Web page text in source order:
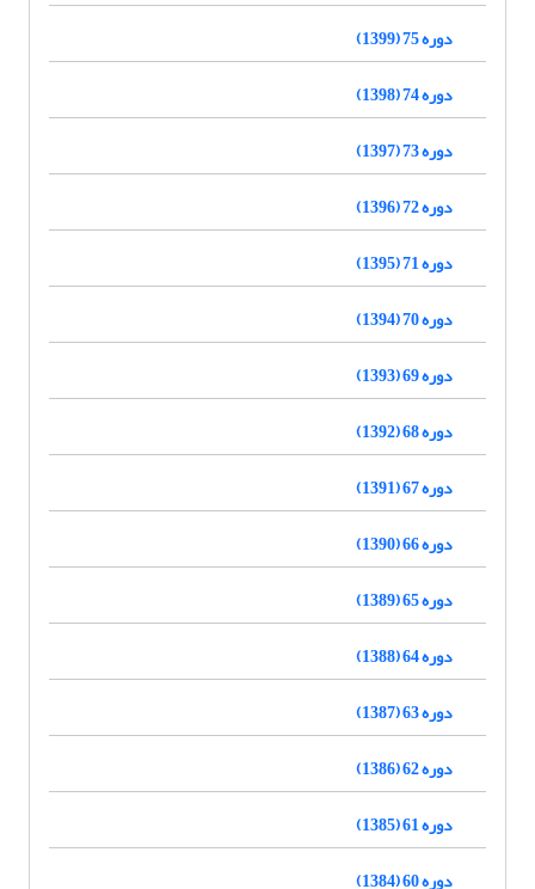
دوره 75 (1399)
دوره 74 (1398)
دوره 73 (1397)
دوره 72 (1396)
دوره 71 (1395)
دوره 70 (1394)
دوره 69 (1393)
دوره 68 (1392)
دوره 67 (1391)
دوره 66 (1390)
دوره 65 (1389)
دوره 64 (1388)
دوره 63 (1387)
دوره 62 (1386)
دوره 61 (1385)
دوره 60 (1384)